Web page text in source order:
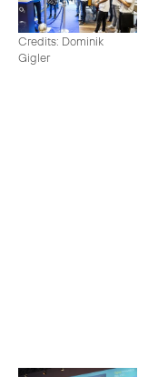
Credits: Dominik
Gigler